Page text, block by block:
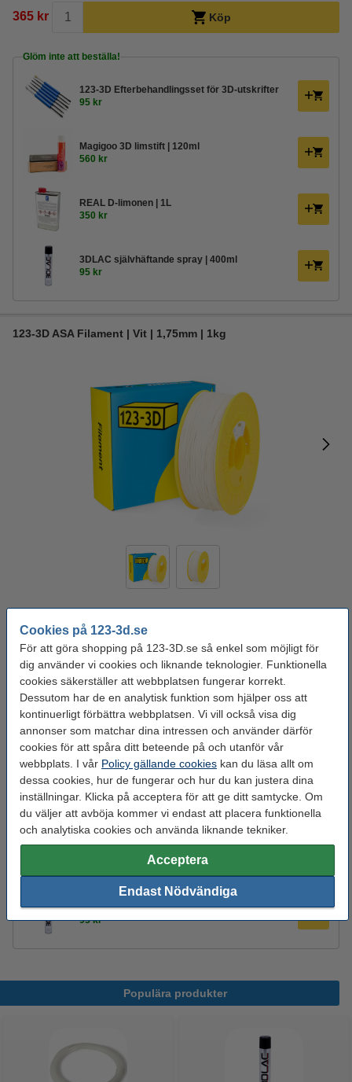
Cookies på 123-3d.se
För att göra shopping på 123-3D.se så enkel som möjligt för
dig använder vi cookies och liknande teknologier. Funktionella
cookies säkerställer att webbplatsen fungerar korrekt.
Dessutom har de en analytisk funktion som hjälper oss att
kontinuerligt förbättra webbplatsen. Vi vill också visa dig
annonser som matchar dina intressen och använder därför
cookies för att spåra ditt beteende på och utanför vår
webbplats. I vår Policy gällande cookies kan du läsa allt om
dessa cookies, hur de fungerar och hur du kan justera dina
inställningar. Klicka på acceptera för att ge ditt samtycke. Om
du väljer att avböja kommer vi endast att placera funktionella
och analytiska cookies och använda liknande tekniker.
Acceptera
Endast Nödvändiga
365 kr Köp
Glöm inte att beställa!
123-3D Efterbehandlingsset för 3D-utskrifter
95 kr
Magigoo 3D limstift | 120ml
560 kr
REAL D-limonen | 1L
350 kr
3DLAC självhäftande spray | 400ml
95 kr
123-3D ASA Filament | Vit | 1,75mm | 1kg
Densitet gcm³: 1,08 g/cm³
Färg:Vit
Vit
Se specifikationerna och beskrivningen
EU-lager 5-7dgr
295 kr Köp
Glöm inte att beställa!
3DLAC självhäftande spray | 400ml
95 kr
Populära produkter